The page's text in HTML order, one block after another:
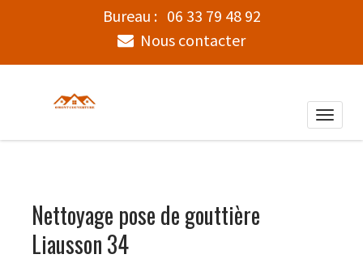
Bureau : 06 33 79 48 92
Nous contacter
Toggle
Nettoyage pose de gouttière
Liausson 34